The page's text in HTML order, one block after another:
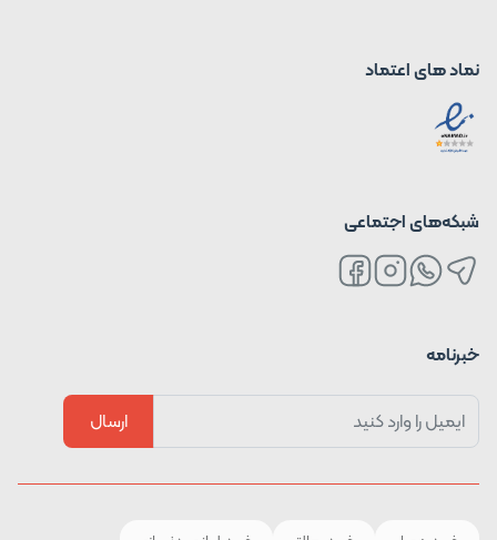
نماد های اعتماد
شبکه‌های اجتماعی
خبرنامه
ارسال